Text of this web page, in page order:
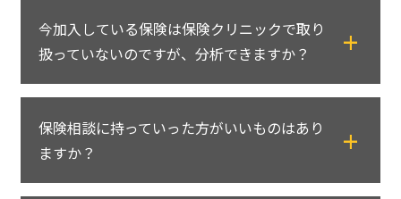
たらお選びいただけます。
女性ならではの疾病に関するご相談など、同
性にお話したい場合もあるかと思います。ご
お申し伝えください。
※女性コンサルタントのご要望は女性のお客
さまに限らせていただきます。
今加入している保険は保険クリニックで取り
扱っていないのですが、分析できますか？
基本的な保障の仕組みはほぼ共通のものです
ので、加入されている保険会社を問わず、保
険クリニックにご相談ください。
保険相談に持っていった方がいいものはあり
ますか？